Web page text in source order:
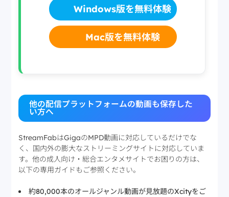
Windows版を無料体験
Mac版を無料体験
他の配信プラットフォームの動画も保存した
い方へ
StreamFabはGigaのMPD動画に対応しているだけでな
く、国内外の膨大なストリーミングサイトに対応していま
す。他の成人向け・総合エンタメサイトでお困りの方は、
以下の専用ガイドもご参照ください。
約80,000本のオールジャンル動画が見放題のXcityをご